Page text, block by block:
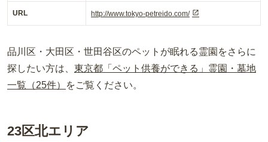
URL http://www.tokyo-petreido.com/
品川区・大田区・世田谷区のペットが眠れる霊園をさらに
探したい方は、 東京都「ペット供養ができる」霊園・墓地
一覧（25件）
をご覧ください。
23区北エリア